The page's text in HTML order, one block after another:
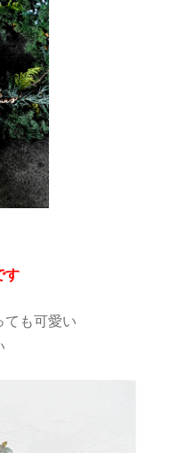
す
ても可愛い